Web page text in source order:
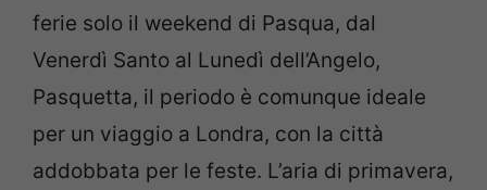
ferie solo il weekend di Pasqua, dal
Venerdì Santo al Lunedì dell’Angelo,
Pasquetta, il periodo è comunque ideale
per un viaggio a Londra, con la città
addobbata per le feste. L’aria di primavera,